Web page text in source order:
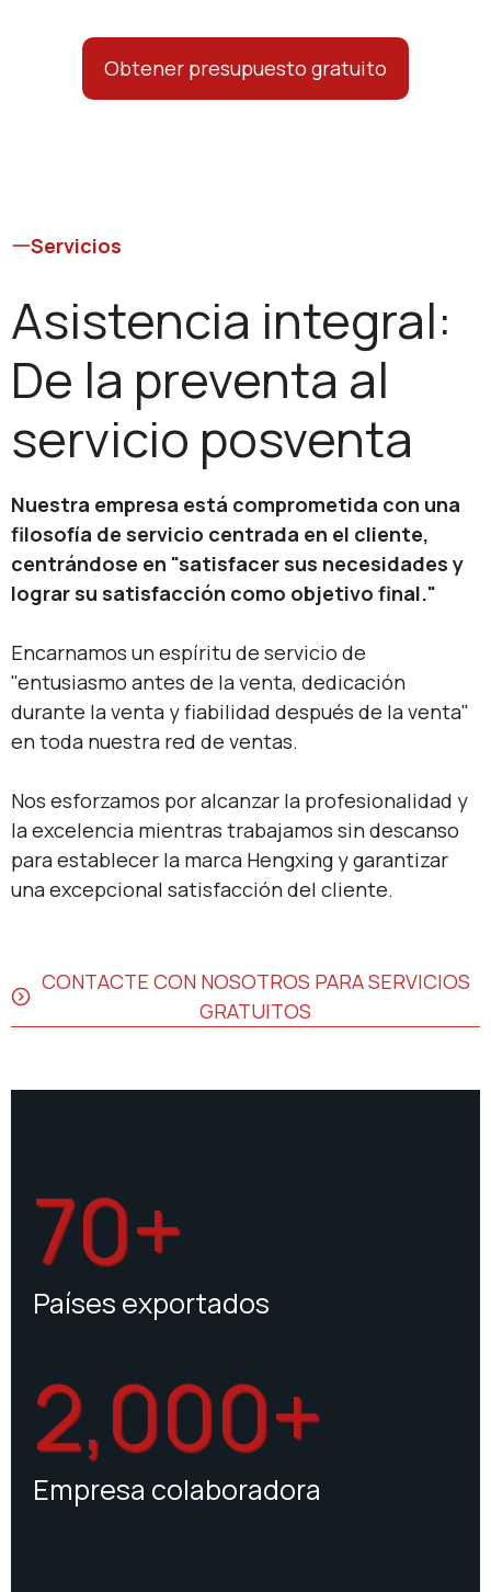
Obtener presupuesto gratuito
70+
Países exportados
2,000+
Empresa colaboradora
Servicios
Asistencia integral:
De la preventa al
servicio posventa
Nuestra empresa está comprometida con una
filosofía de servicio centrada en el cliente,
centrándose en "satisfacer sus necesidades y
lograr su satisfacción como objetivo final."
Encarnamos un espíritu de servicio de
"entusiasmo antes de la venta, dedicación
durante la venta y fiabilidad después de la venta"
en toda nuestra red de ventas.
Nos esforzamos por alcanzar la profesionalidad y
la excelencia mientras trabajamos sin descanso
para establecer la marca Hengxing y garantizar
una excepcional satisfacción del cliente.
CONTACTE CON NOSOTROS PARA SERVICIOS
GRATUITOS